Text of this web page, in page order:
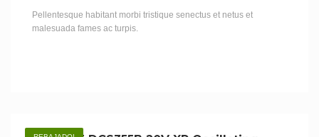
Pellentesque habitant morbi tristique senectus et netus et
malesuada fames ac turpis.